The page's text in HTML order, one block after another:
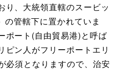
り、大統領直轄のスービッ
管轄下に置かれていま
ポート(自由貿易港)と呼ば
ピン人がフリーポートエリ
必須となりますので、治安